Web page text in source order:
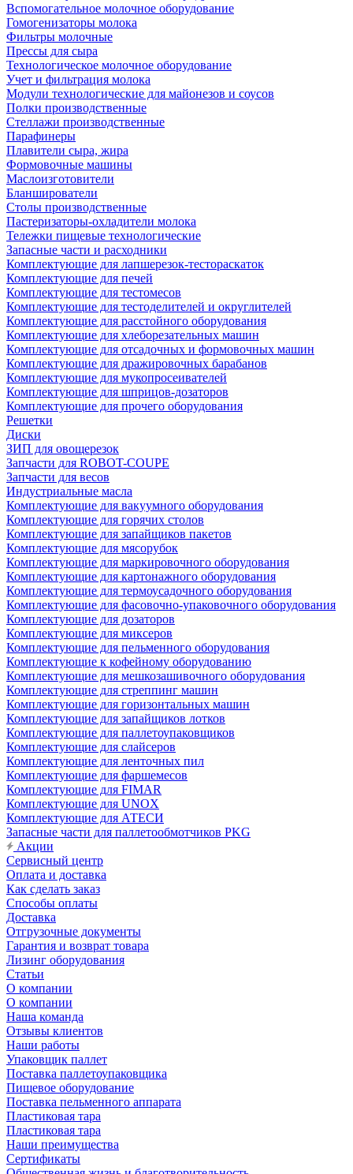
Вспомогательное молочное оборудование
Гомогенизаторы молока
Фильтры молочные
Прессы для сыра
Технологическое молочное оборудование
Учет и фильтрация молока
Модули технологические для майонезов и соусов
Полки производственные
Стеллажи производственные
Парафинеры
Плавители сыра, жира
Формовочные машины
Маслоизготовители
Бланширователи
Столы производственные
Пастеризаторы-охладители молока
Тележки пищевые технологические
Запасные части и расходники
Комплектующие для лапшерезок-тестораскаток
Комплектующие для печей
Комплектующие для тестомесов
Комплектующие для тестоделителей и округлителей
Комплектующие для расстойного оборудования
Комплектующие для хлеборезательных машин
Комплектующие для отсадочных и формовочных машин
Комплектующие для дражировочных барабанов
Комплектующие для мукопросеивателей
Комплектующие для шприцов-дозаторов
Комплектующие для прочего оборудования
Решетки
Диски
ЗИП для овощерезок
Запчасти для ROBOT-COUPE
Запчасти для весов
Индустриальные масла
Комплектующие для вакуумного оборудования
Комплектующие для горячих столов
Комплектующие для запайщиков пакетов
Комплектующие для мясорубок
Комплектующие для маркировочного оборудования
Комплектующие для картонажного оборудования
Комплектующие для термоусадочного оборудования
Комплектующие для фасовочно-упаковочного оборудования
Комплектующие для дозаторов
Комплектующие для миксеров
Комплектующие для пельменного оборудования
Комплектующие к кофейному оборудованию
Комплектующие для мешкозашивочного оборудования
Комплектующие для стреппинг машин
Комплектующие для горизонтальных машин
Комплектующие для запайщиков лотков
Комплектующие для паллетоупаковщиков
Комплектующие для слайсеров
Комплектующие для ленточных пил
Комплектующие для фаршемесов
Комплектующие для FIMAR
Комплектующие для UNOX
Комплектующие для АТЕСИ
Запасные части для паллетообмотчиков PKG
Акции
Сервисный центр
Оплата и доставка
Как сделать заказ
Способы оплаты
Доставка
Отгрузочные документы
Гарантия и возврат товара
Лизинг оборудования
Статьи
О компании
О компании
Наша команда
Отзывы клиентов
Наши работы
Упаковщик паллет
Поставка паллетоупаковщика
Пищевое оборудование
Поставка пельменного аппарата
Пластиковая тара
Пластиковая тара
Наши преимущества
Сертификаты